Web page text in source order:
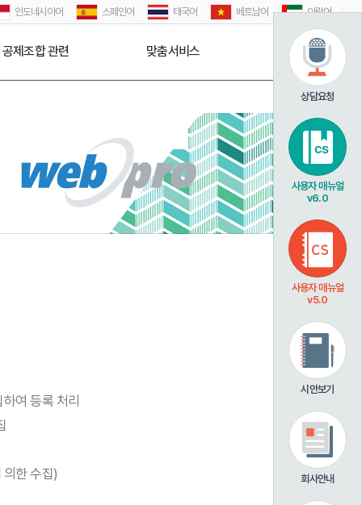
인도네시아어 스페인어 태국어 베트남어 아랍어
공제조합 관련 맞춤서비스 고객센터
여 등록 처리
한 수집)
상담요청
사용자 매뉴얼
v6.0
사용자 매뉴얼
v5.0
시안보기
회사안내